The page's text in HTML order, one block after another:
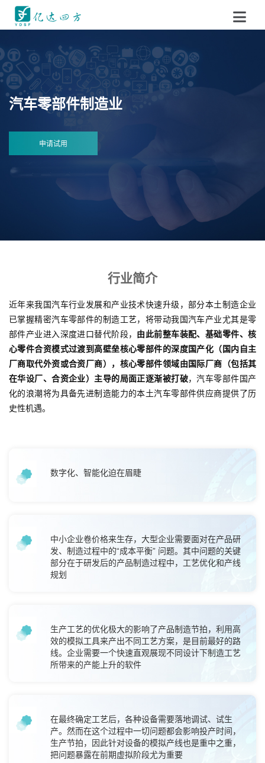
汽车零部件制造业
行业简介
近年来我国汽车行业发展和产业技术快速升级，部分本土制造企业
已掌握精密汽车零部件的制造工艺，将带动我国汽车产业尤其是零
部件产业进入深度进口替代阶段， 由此前整车装配、基础零件、核
心零件合资模式过渡到高壁垒核心零部件的深度国产化（国内自主
厂商取代外资或合资厂商），核心零部件领域由国际厂商（包括其
在华设厂、合资企业）主导的局面正逐渐被打破，汽车零部件国产
化的浪潮将为具备先进制造能力的本土汽车零部件供应商提供了历
史性机遇。
数字化、智能化迫在眉睫
中小企业卷价格来生存，大型企业需要面对在产品研
发、制造过程中的“成本平衡” 问题。其中问题的关键
部分在于研发后的产品制造过程中，工艺优化和产线
规划
生产工艺的优化极大的影响了产品制造节拍，利用高
效的模拟工具来产出不同工艺方案，是目前最好的路
线。企业需要一个快速直观展现不同设计下制造工艺
所带来的产能上升的软件
在最终确定工艺后，各种设备需要落地调试、试生
产。然而在这个过程中一切问题都会影响投产时间，
生产节拍，因此针对设备的模拟产线也是重中之重，
把问题暴露在前期虚拟阶段尤为重要